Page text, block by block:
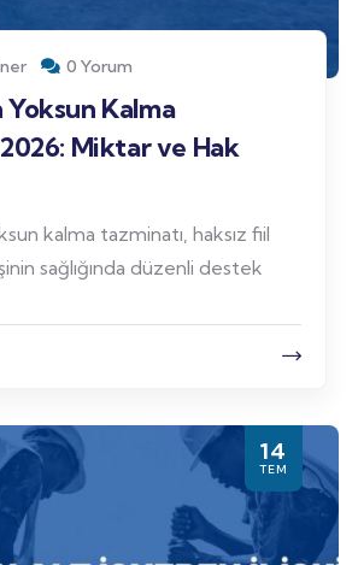
0 Yorum
Kalma
Miktar ve Hak
kalma tazminatı, haksız fiil
sağlığında düzenli destek
14
TEM